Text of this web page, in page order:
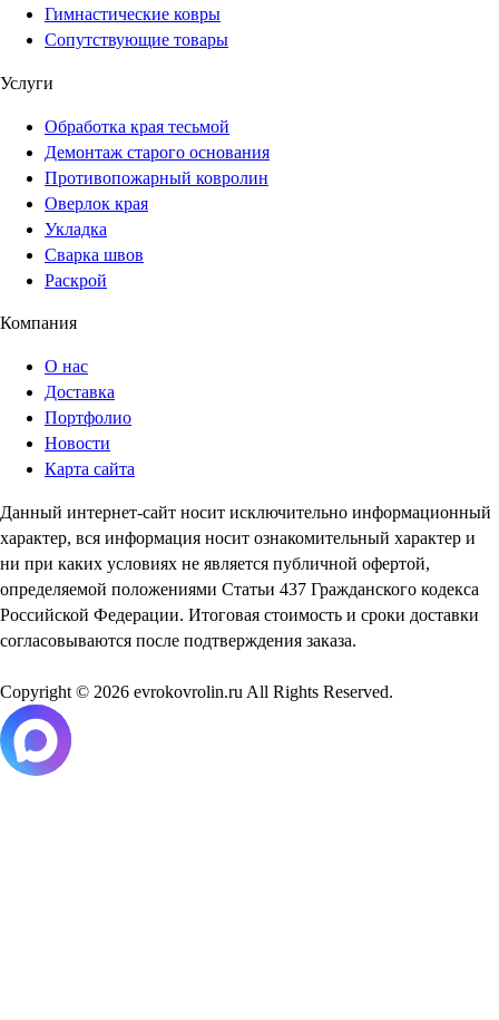
Гимнастические ковры
Сопутствующие товары
Услуги
Обработка края тесьмой
Демонтаж старого основания
Противопожарный ковролин
Оверлок края
Укладка
Сварка швов
Раскрой
Компания
О нас
Доставка
Портфолио
Новости
Карта сайта
Данный интернет-сайт носит исключительно информационный
характер, вся информация носит ознакомительный характер и
ни при каких условиях не является публичной офертой,
определяемой положениями Статьи 437 Гражданского кодекса
Российской Федерации. Итоговая стоимость и сроки доставки
согласовываются после подтверждения заказа.
Copyright © 2026 evrokovrolin.ru All Rights Reserved.